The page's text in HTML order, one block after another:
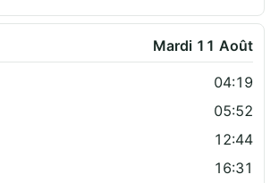
Mardi 11 Août
04:19
05:52
12:44
16:31